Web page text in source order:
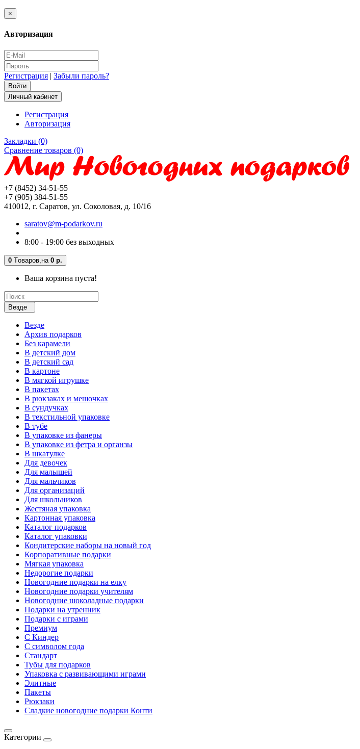
×
Авторизация
Регистрация | Забыли пароль?
Личный кабинет
Регистрация
Авторизация
Закладки (0)
Сравнение товаров (0)
+7 (8452) 34-51-55
+7 (905) 384-51-55
410012, г. Саратов, ул. Соколовая, д. 10/16
saratov@m-podarkov.ru
8:00 - 19:00 без выходных
0 Tоваров, на 0 р.
Ваша корзина пуста!
Везде
Везде
Архив подарков
Без карамели
В детский дом
В детский сад
В картоне
В мягкой игрушке
В пакетах
В рюкзаках и мешочках
В сундучках
В текстильной упаковке
В тубе
В упаковке из фанеры
В упаковке из фетра и органзы
В шкатулке
Для девочек
Для малышей
Для мальчиков
Для организаций
Для школьников
Жестяная упаковка
Картонная упаковка
Каталог подарков
Каталог упаковки
Кондитерские наборы на новый год
Корпоративные подарки
Мягкая упаковка
Недорогие подарки
Новогодние подарки на елку
Новогодние подарки учителям
Новогодние шоколадные подарки
Подарки на утренник
Подарки с играми
Премиум
С Киндер
С символом года
Стандарт
Тубы для подарков
Упаковка с развивающими играми
Элитные
Пакеты
Рюкзаки
Сладкие новогодние подарки Конти
Категории